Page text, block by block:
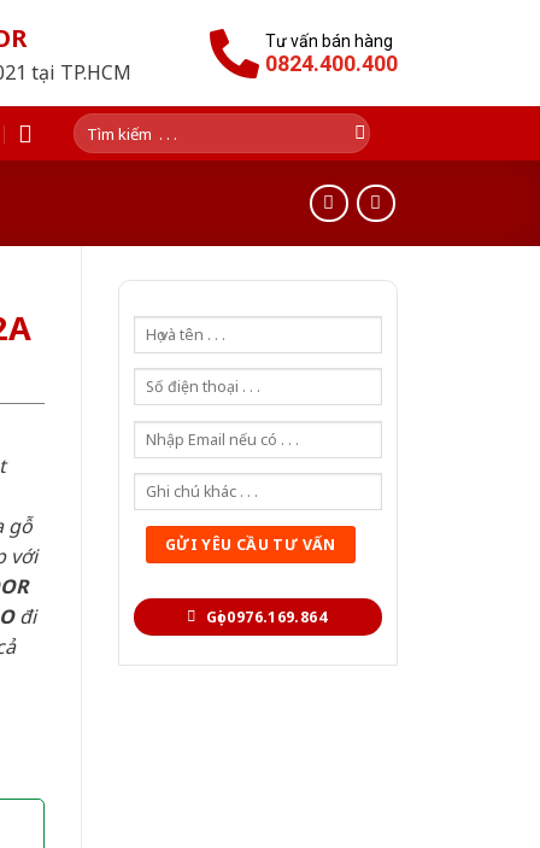
tại TP.HCM
Tư vấn bán hàng
0824.400.400
Tìm
kiếm:
Gọi 0976.169.864
gỗ
với
đi